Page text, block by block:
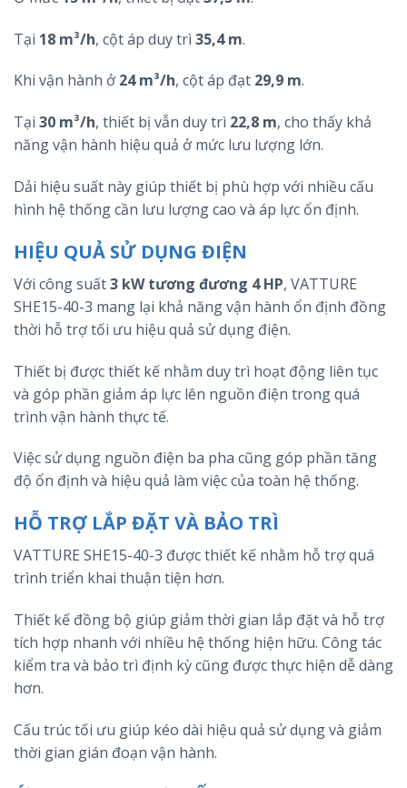
Tại 18 m³/h, cột áp duy trì35,4 m.
Khi vận hành ở 24 m³/h, cột áp đạt 29,9 m.
Tại 30 m³/h, thiết bị vẫn duy trì 22,8 m, cho thấy khả
năng vận hành hiệu quả ở mức lưu lượng lớn.
Dải hiệu suất này giúp thiết bị phù hợp với nhiều cấu
hình hệ thống cần lưu lượng cao và áp lực ổn định.
HIỆU QUẢ SỬ DỤNG ĐIỆN
Với công suất3 kW tương đương 4 HP, VATTURE
SHE15-40-3 mang lại khả năng vận hành ổn định đồng
thời hỗ trợ tối ưu hiệu quả sử dụng điện.
Thiết bị được thiết kế nhằm duy trì hoạt động liên tục
và góp phần giảm áp lực lên nguồn điện trong quá
trình vận hành thực tế.
Việc sử dụng nguồn điện ba pha cũng góp phần tăng
độ ổn định và hiệu quả làm việc của toàn hệ thống.
HỖ TRỢ LẮP ĐẶT VÀ BẢO TRÌ
VATTURE SHE15-40-3 được thiết kế nhằm hỗ trợ quá
trình triển khai thuận tiện hơn.
Thiết kế đồng bộ giúp giảm thời gian lắp đặt và hỗ trợ
tích hợp nhanh với nhiều hệ thống hiện hữu. Công tác
kiểm tra và bảo trì định kỳ cũng được thực hiện dễ dàng
hơn.
Cấu trúc tối ưu giúp kéo dài hiệu quả sử dụng và giảm
thời gian gián đoạn vận hành.